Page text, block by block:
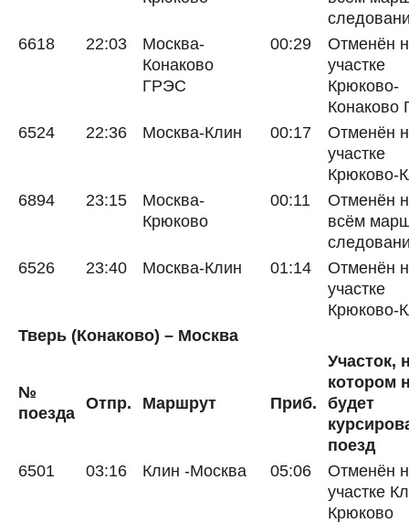
6618
22:03
Москва-
Конаково
ГРЭС
00:29
Отменён
участке
Крюково-
Конаково
6524
22:36 Москва-Клин 00:17
Отменён
участке
Крюково-
6894
23:15
Москва-
Крюково
00:11
Отменён
всём
6526
23:40 Москва-Клин 01:14
Отменён
участке
Крюково-
Тверь (Конаково) – Москва
№
поезда
Отпр. Маршрут Приб.
Участок,
котором
будет
поезд
6501
03:16 Клин -Москва 05:06
Отменён
участке
Крюково